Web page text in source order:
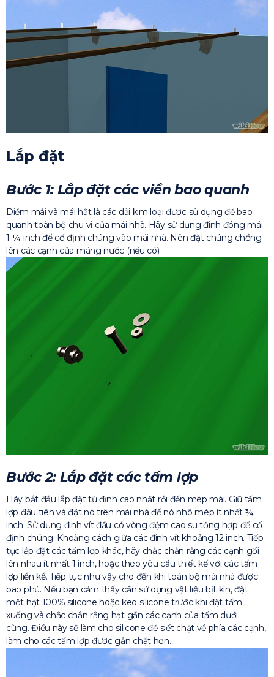
Lắp đặt
Bước 1: Lắp đặt các viền bao quanh
Diềm mái và mái hắt là các dải kim loại được sử dụng để bao
quanh toàn bộ chu vi của mái nhà. Hãy sử dụng đinh đóng mái
1 ¼ inch để cố định chúng vào mái nhà. Nên đặt chúng chồng
lên các cạnh của máng nước (nếu có).
Bước 2: Lắp đặt các tấm lợp
Hãy bắt đầu lắp đặt từ đỉnh cao nhất rồi đến mép mái. Giữ tấm
lợp đầu tiên và đặt nó trên mái nhà để nó nhô mép ít nhất ¾
inch. Sử dụng đinh vít đầu có vòng đệm cao su tổng hợp để cố
định chúng. Khoảng cách giữa các đinh vít khoảng 12 inch. Tiếp
tục lắp đặt các tấm lợp khác, hãy chắc chắn rằng các cạnh gối
lên nhau ít nhất 1 inch, hoặc theo yêu cầu thiết kế với các tấm
lợp liền kề. Tiếp tục như vậy cho đến khi toàn bộ mái nhà được
bao phủ. Nếu bạn cảm thấy cần sử dụng vật liệu bịt kín, đặt
một hạt 100% silicone hoặc keo silicone trước khi đặt tấm
xuống và chắc chắn rằng hạt gần các cạnh của tấm dưới
cùng. Điều này sẽ làm cho silicone để siết chặt về phía các cạnh,
làm cho các tấm lợp được gắn chặt hơn.